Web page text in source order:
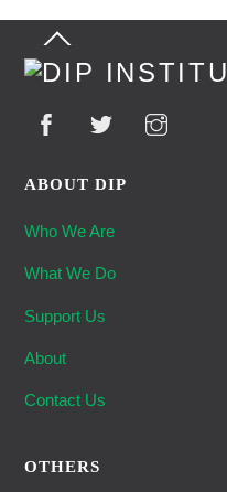
Back
Top
ABOUT DIP
Who We Are
What We Do
Support Us
About
Contact Us
OTHERS